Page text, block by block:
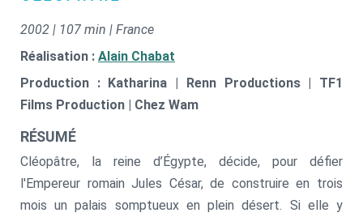
2002 | 107 min | France
Réalisation : Alain Chabat
Production : Katharina | Renn Productions | TF1
Films Production | Chez Wam
RÉSUMÉ
Cléopâtre, la reine d’Égypte, décide, pour défier
l'Empereur romain Jules César, de construire en trois
mois un palais somptueux en plein désert. Si elle y